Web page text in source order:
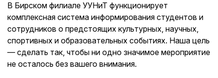
В Бирском филиале УУНиТ функционирует
комплексная система информирования студентов и
сотрудников о предстоящих культурных, научных,
спортивных и образовательных событиях. Наша цель
— сделать так, чтобы ни одно значимое мероприятие
не осталось без вашего внимания.